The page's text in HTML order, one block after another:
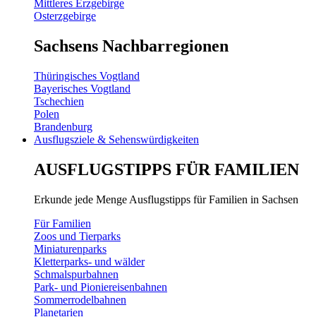
Mittleres Erzgebirge
Osterzgebirge
Sachsens Nachbarregionen
Thüringisches Vogtland
Bayerisches Vogtland
Tschechien
Polen
Brandenburg
Ausflugsziele & Sehenswürdigkeiten
AUSFLUGSTIPPS FÜR FAMILIEN
Erkunde jede Menge Ausflugstipps für Familien in Sachsen
Für Familien
Zoos und Tierparks
Miniaturenparks
Kletterparks- und wälder
Schmalspurbahnen
Park- und Pioniereisenbahnen
Sommerrodelbahnen
Planetarien